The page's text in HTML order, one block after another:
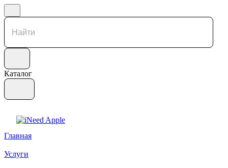
Каталог
Главная
Услуги